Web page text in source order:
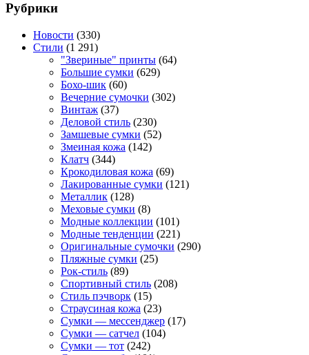
Рубрики
Новости (330)
Стили (1 291)
"Звериные" принты (64)
Большие сумки (629)
Бохо-шик (60)
Вечерние сумочки (302)
Винтаж (37)
Деловой стиль (230)
Замшевые сумки (52)
Змеиная кожа (142)
Клатч (344)
Крокодиловая кожа (69)
Лакированные сумки (121)
Металлик (128)
Меховые сумки (8)
Модные коллекции (101)
Модные тенденции (221)
Оригинальные сумочки (290)
Пляжные сумки (25)
Рок-стиль (89)
Спортивный стиль (208)
Стиль пэчворк (15)
Страусиная кожа (23)
Сумки — мессенджер (17)
Сумки — сатчел (104)
Сумки — тот (242)